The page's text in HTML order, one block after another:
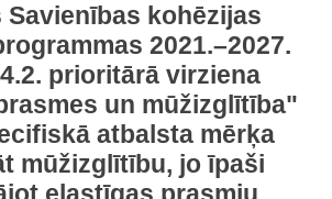
Savienības kohēzijas
2021.–2027.
prioritārā virziena
un mūžizglītība"
atbalsta mērķa
mūžizglītību, jo īpaši